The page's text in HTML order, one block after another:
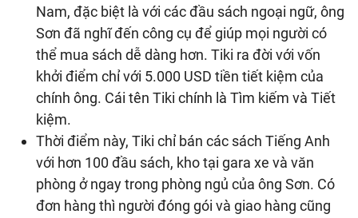
Nam, đặc biệt là với các đầu sách ngoại ngữ, ông
Sơn đã nghĩ đến công cụ để giúp mọi người có
thể mua sách dễ dàng hơn. Tiki ra đời với vốn
khởi điểm chỉ với 5.000 USD tiền tiết kiệm của
chính ông. Cái tên Tiki chính là Tìm kiếm và Tiết
kiệm.
Thời điểm này, Tiki chỉ bán các sách Tiếng Anh
với hơn 100 đầu sách, kho tại gara xe và văn
phòng ở ngay trong phòng ngủ của ông Sơn. Có
đơn hàng thì người đóng gói và giao hàng cũng